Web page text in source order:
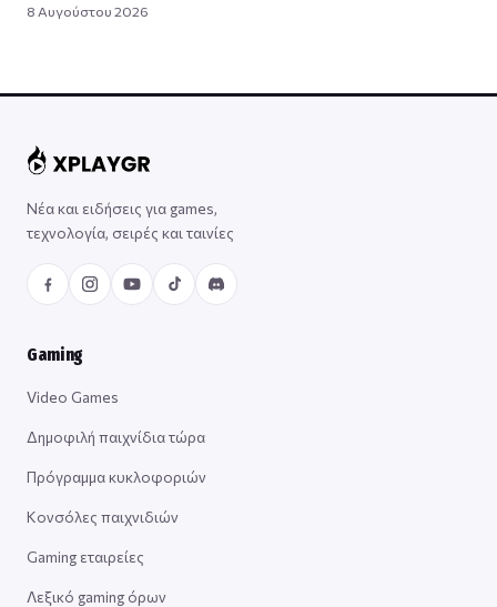
8 Αυγούστου 2026
Νέα και ειδήσεις για games,
τεχνολογία, σειρές και ταινίες
Gaming
Video Games
Δημοφιλή παιχνίδια τώρα
Πρόγραμμα κυκλοφοριών
Κονσόλες παιχνιδιών
Gaming εταιρείες
Λεξικό gaming όρων